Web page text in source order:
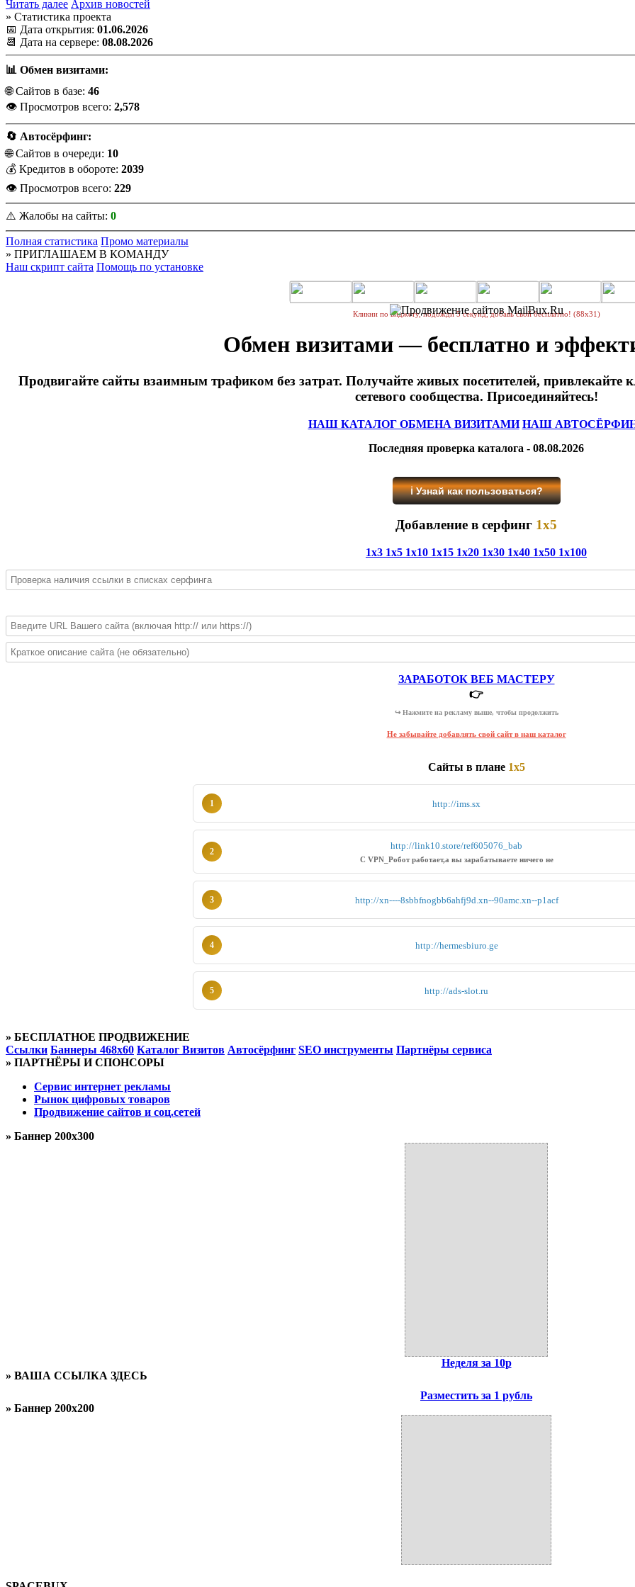
Читать далее Архив новостей
» Статистика проекта
📅 Дата открытия: 01.06.2026
📆 Дата на сервере: 08.08.2026
📊 Обмен визитами:
🌐 Сайтов в базе: 46
👁️ Просмотров всего: 2,578
🔄 Автосёрфинг:
🌐 Сайтов в очереди: 10
💰 Кредитов в обороте: 2039
👁️ Просмотров всего: 229
⚠️ Жалобы на сайты: 0
Полная статистика Промо материалы
» ПРИГЛАШАЕМ В КОМАНДУ
Наш скрипт сайта Помощь по установке
Кликни по виджету, подожди 5 секунд, добавь свой бесплатно! (88х31)
Обмен визитами — бесплатно и
Продвигайте сайты взаимным трафиком без затрат. Получайте живых посетителей, привлекайте
сетевого сообщества. Присоединяйтесь!
НАШ КАТАЛОГ ОБМЕНА ВИЗИТАМИ НАШ
Последняя проверка каталога - 08.08.2026
ℹ️ Узнай как пользоваться?
Добавление в серфинг 1x5
1x3 1x5 1x10 1x15 1x20 1x30 1x40 1x50 1x100
ЗАРАБОТОК ВЕБ МАСТЕРУ
👉
↪ Нажмите на рекламу выше, чтобы продолжить
Не забывайте добавлять свой сайт в наш каталог
Сайты в плане 1x5
1 http://ims.sx
2
http://link10.store/ref605076_bab
С VPN_Робот работает,а вы зарабатываете ничего не
3 http://xn----8sbbfnogbb6ahfj9d.xn--90amc.xn--p1acf
4 http://hermesbiuro.ge
5 http://ads-slot.ru
» БЕСПЛАТНОЕ ПРОДВИЖЕНИЕ
Ссылки Баннеры 468x60 Каталог Визитов Автосёрфинг SEO инструменты Партнёры сервиса
» ПАРТНЁРЫ И СПОНСОРЫ
Сервис интернет рекламы
Рынок цифровых товаров
Продвижение сайтов и соц.сетей
» Баннер 200x300
Неделя за 10р
» ВАША ССЫЛКА ЗДЕСЬ
Разместить за 1 рубль
» Баннер 200x200